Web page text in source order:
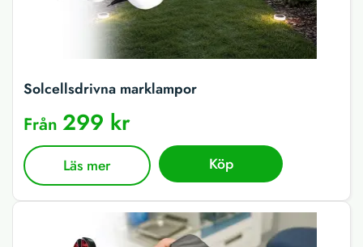
Solcellsdrivna marklampor
Från 299 kr
Läs mer Köp